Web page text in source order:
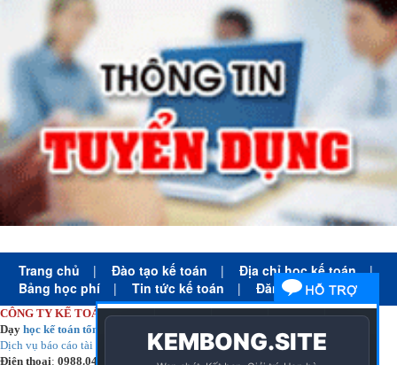
Trang chủ | Đào tạo kế toán | Địa chỉ học kế toán
|
Bảng học phí
| Tin tức kế toán | Đăng ký học
CÔNG TY KẾ TOÁN HÀ NỘI
Dạy học kế toán tổng hợp
Dịch vụ báo cáo tài chính
chuyên nghiệp uy tín giá rẻ
Điện thoại: 0988.043.053